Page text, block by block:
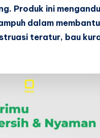
Produk ini
dalam
teratur, bau